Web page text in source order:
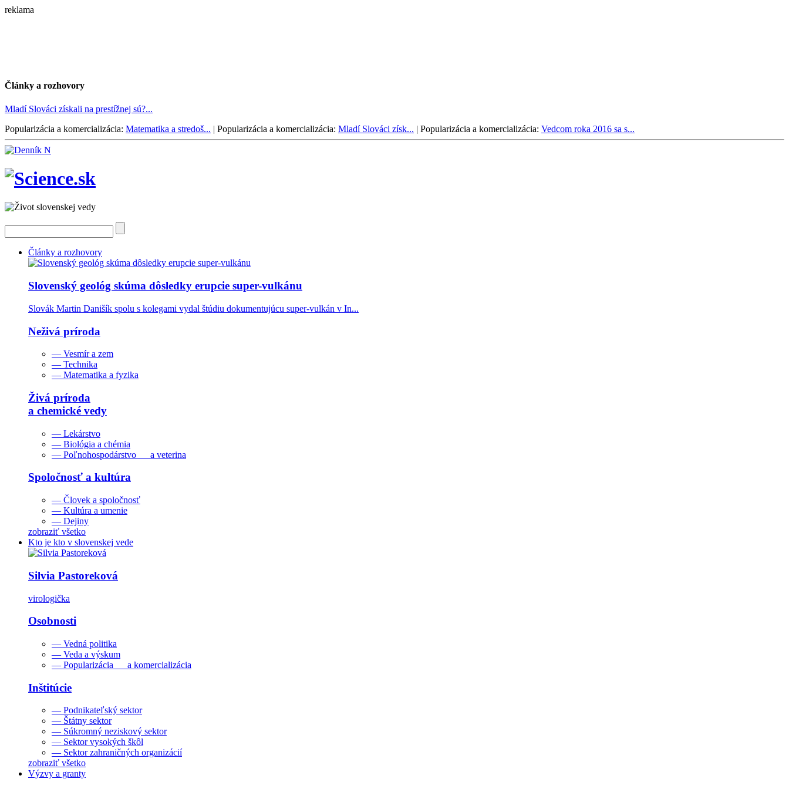
reklama
Články a rozhovory
Mladí Slováci získali na prestížnej sú?...
Popularizácia a komercializácia: Matematika a stredoš... | Popularizácia a komercializácia: Mladí Slováci získ... | Popularizácia a komercializácia: Vedcom roka 2016 sa s...
Články a rozhovory
Slovenský geológ skúma dôsledky erupcie super-vulkánu
Slovák Martin Danišík spolu s kolegami vydal štúdiu dokumentujúcu super-vulkán v In...
Neživá príroda
— Vesmír a zem
— Technika
— Matematika a fyzika
Živá príroda
a chemické vedy
— Lekárstvo
— Biológia a chémia
— Poľnohospodárstvo a veterina
Spoločnosť a kultúra
— Človek a spoločnosť
— Kultúra a umenie
— Dejiny
zobraziť všetko
Kto je kto v slovenskej vede
Silvia Pastoreková
virologička
Osobnosti
— Vedná politika
— Veda a výskum
— Popularizácia a komercializácia
Inštitúcie
— Podnikateľský sektor
— Štátny sektor
— Súkromný neziskový sektor
— Sektor vysokých škôl
— Sektor zahraničných organizácií
zobraziť všetko
Výzvy a granty